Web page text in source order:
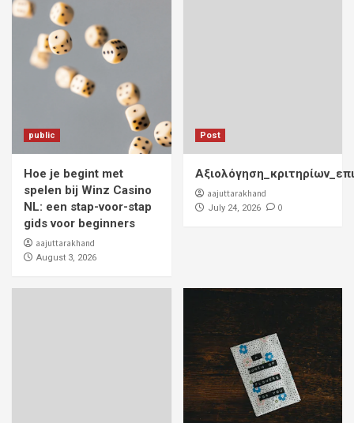
public
Hoe je begint met
spelen bij Winz Casino
NL: een stap-voor-stap
gids voor beginners
aajuttarakhand
August 3, 2026
Post
aajuttarakhand
July 24, 2026 0